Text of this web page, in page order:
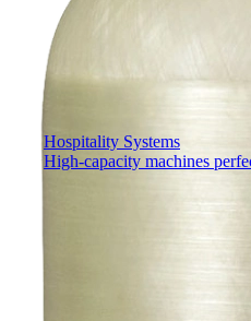
Hospitality Systems
High-capacity machines